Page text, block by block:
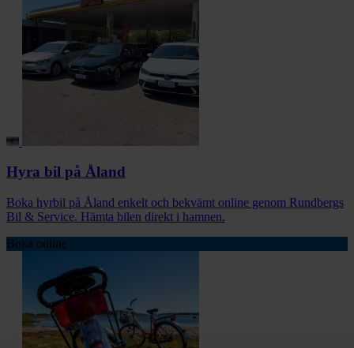
Hyra bil på Åland
Boka hyrbil på Åland enkelt och bekvämt online genom Rundbergs
Bil & Service. Hämta bilen direkt i hamnen.
Boka online